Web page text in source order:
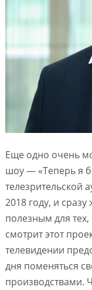
Еще одно очень
шоу — «Теперь я
телезрительской
2018 году, и
полезным для тех,
смотрит этот
телевидении
дня поменяться
производствами.